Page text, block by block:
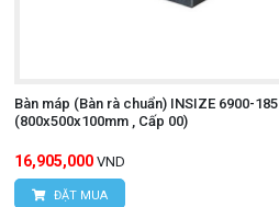
Bàn máp (Bàn rà chuẩn) INSIZE 6900-185
(800x500x100mm , Cấp 00)
16,905,000 VND
ĐẶT MUA